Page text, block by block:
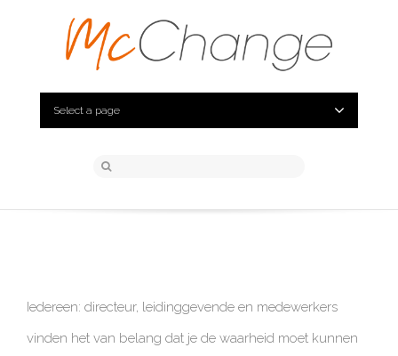
Select a page
Iedereen: directeur, leidinggevende en medewerkers
vinden het van belang dat je de waarheid moet kunnen